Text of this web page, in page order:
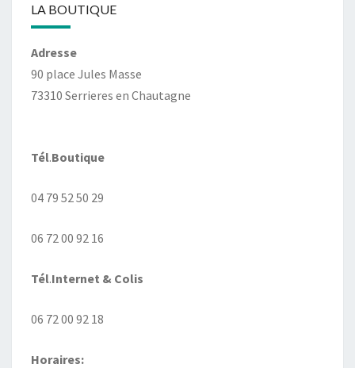
LA BOUTIQUE
Adresse
90 place Jules Masse
73310 Serrieres en Chautagne
Tél.Boutique
04 79 52 50 29
06 72 00 92 16
Tél.Internet & Colis
06 72 00 92 18
Horaires: